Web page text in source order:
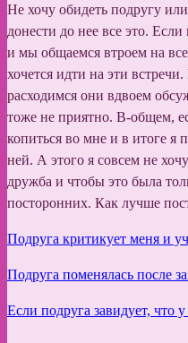
Не хочу обидеть подругу
донести до нее все это.
и мы общаемся втроем на
хочется идти на эти
расходимся они вдвоем
тоже не приятно. В-общем,
копиться во мне и в итоге я
ней. А этого я совсем не
дружба и чтобы это была
посторонних. Как лучше
Подруга критикует меня и
Подруга поменялась после
Если подруга завидует, что